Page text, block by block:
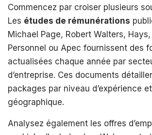
Commencez par croiser plusieurs
Les études de rémunérations
Michael Page, Robert Walters, Hays,
Personnel ou Apec fournissent des
actualisées chaque année par
d’entreprise. Ces documents
packages par niveau d’expérience
géographique.
Analysez également les offres